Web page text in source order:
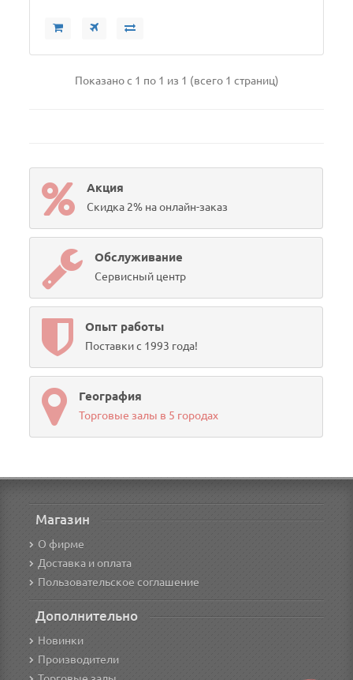
Показано с 1 по 1 из 1 (всего 1 страниц)
Акция
Скидка 2% на онлайн-заказ
Обслуживание
Сервисный центр
Опыт работы
Поставки с 1993 года!
География
Торговые залы в 5 городах
Магазин
О фирме
Доставка и оплата
Пользовательское соглашение
Дополнительно
Новинки
Производители